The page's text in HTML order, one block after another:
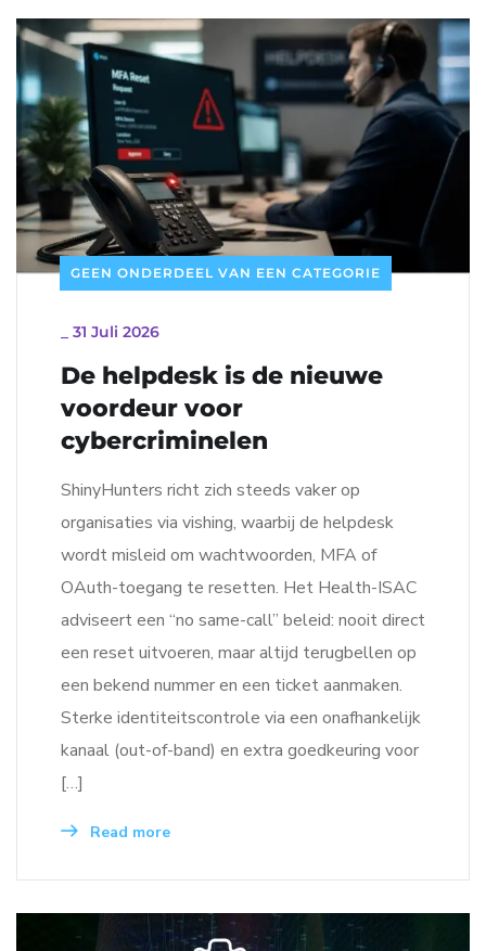
GEEN ONDERDEEL VAN EEN CATEGORIE
31 Juli 2026
De helpdesk is de nieuwe
voordeur voor
cybercriminelen
ShinyHunters richt zich steeds vaker op
organisaties via vishing, waarbij de helpdesk
wordt misleid om wachtwoorden, MFA of
OAuth-toegang te resetten. Het Health-ISAC
adviseert een “no same-call” beleid: nooit direct
een reset uitvoeren, maar altijd terugbellen op
een bekend nummer en een ticket aanmaken.
Sterke identiteitscontrole via een onafhankelijk
kanaal (out-of-band) en extra goedkeuring voor
[…]
Read more